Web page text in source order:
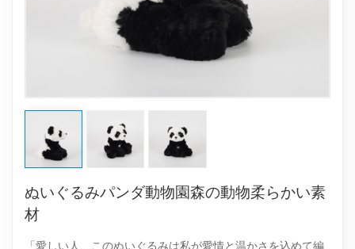
ぬいぐるみパンダ動物園森の動物柔らかい素
材
「愛しい人、このぬいぐるみは私が愛情と温かさを込めて編